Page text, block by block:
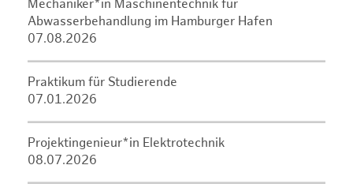
Mechaniker*in Maschinentechnik für
Abwasserbehandlung im Hamburger Hafen
07.08.2026
Praktikum für Studierende
07.01.2026
Projektingenieur*in Elektrotechnik
08.07.2026